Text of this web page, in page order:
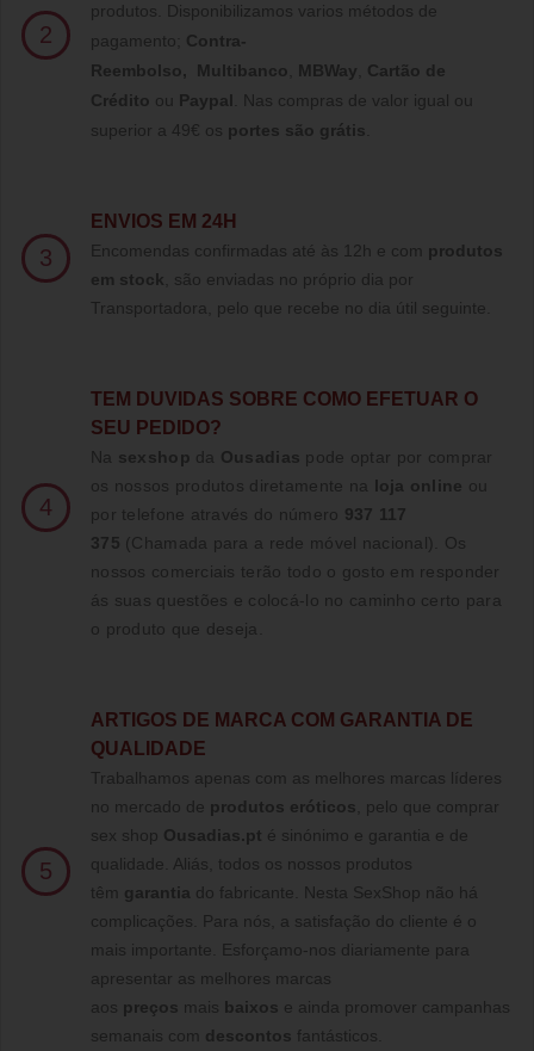
2
produtos. Disponibilizamos varios métodos de
pagamento; Contra-
Reembolso, Multibanco MBWay
Cartão de
Crédito ou Paypal
Nas compras de valor igual ou
superior a 49€ os portes são grátis
3
ENVIOS EM 24H
Encomendas confirmadas até às 12h e com produtos
em stock , são enviadas no próprio dia por
Transportadora, pelo que recebe no dia útil seguinte.
4
TE M DUVIDAS SOBRE COMO EFETUAR O
SEU PEDIDO?
Na sexshop da Ousadias pode optar por comprar
os nossos produtos diretamente na loja online ou
por telefone através do número 937 117
375 (Chamada para a rede móvel nacional)
. Os
nossos comerciais terão todo o gosto em responder
ás suas questões e colocá-lo no caminho certo para
o produto que deseja.
5
ARTIGOS DE MARCA COM GARANTIA DE
QUALIDADE
Trabalhamos apenas com as melhores marcas líderes
no mercado de produtos eróticos , pelo que comprar
sex shop Ousadias.pt é sinónimo e garantia e de
qualidade. Aliás, todos os nossos produtos
têm garantia do fabricante. Nesta SexShop não há
complicações. Para nós, a satisfação do cliente é o
mais importante. Esforçamo-nos diariamente para
apresentar as melhores marcas
aos preços mais baixos e ainda promover campanhas
semanais com descontos fantásticos.